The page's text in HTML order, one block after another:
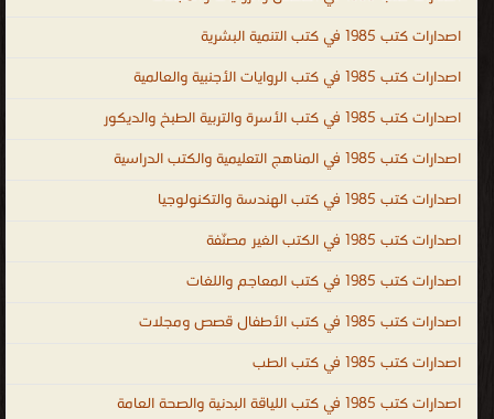
الهايتية ، اللغة الصينية ، اللغة الكورية ، اللغة اليابانية ، كتب اللغات ،
مكتبة اللغات بالفجالة ، كتاب تعلم اللغة التركية باللغة العربي ، تحميل
كتب تعليم اللغة الالمانية للمبتدئين PDF ، تحميل كتب تعليم اللغة
الانجليزية مجانا PDF ، كتاب تعلم اللغة الفرنسية والشرح أيضا باللغة
العربية ، كتاب تعلم اللغة التركية بدون معلم PDF ، تعلم اللغة الايطالية
واللغات
اصدارات كتب 1985 في كتب التنمية البشرية
اصدارات كتب 1985 في كتب الروايات الأجنبية والعالمية
اصدارات كتب 1985 في كتب الأسرة والتربية الطبخ والديكور
اصدارات كتب 1985 في المناهج التعليمية والكتب الدراسية
اصدارات كتب 1985 في كتب الهندسة والتكنولوجيا
اصدارات كتب 1985 في الكتب الغير مصنّفة
اصدارات كتب 1985 في كتب المعاجم واللغات
اصدارات كتب 1985 في كتب الأطفال قصص ومجلات
اصدارات كتب 1985 في كتب الطب
اصدارات كتب 1985 في كتب اللياقة البدنية والصحة العامة